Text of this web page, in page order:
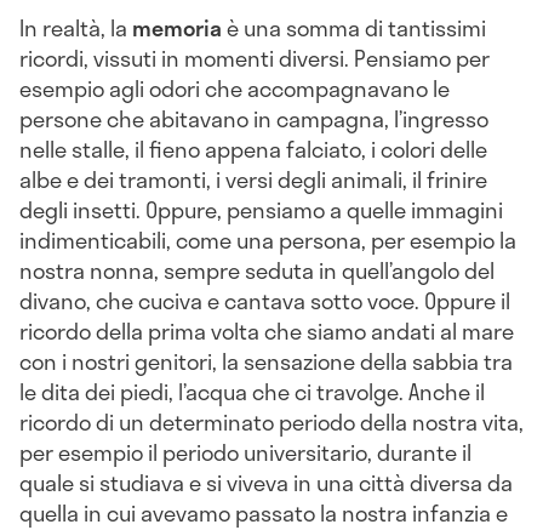
In realtà, la memoriaè una somma di tantissimi
ricordi, vissuti in momenti diversi. Pensiamo per
esempio agli odori che accompagnavano le
persone che abitavano in campagna, l’ingresso
nelle stalle, il fieno appena falciato, i colori delle
albe e dei tramonti, i versi degli animali, il frinire
degli insetti. Oppure, pensiamo a quelle immagini
indimenticabili, come una persona, per esempio la
nostra nonna, sempre seduta in quell’angolo del
divano, che cuciva e cantava sotto voce. Oppure il
ricordo della prima volta che siamo andati al mare
con i nostri genitori, la sensazione della sabbia tra
le dita dei piedi, l’acqua che ci travolge. Anche il
ricordo di un determinato periodo della nostra vita,
per esempio il periodo universitario, durante il
quale si studiava e si viveva in una città diversa da
quella in cui avevamo passato la nostra infanzia e